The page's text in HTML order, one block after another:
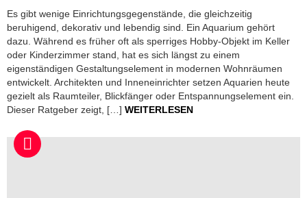
Es gibt wenige Einrichtungsgegenstände, die gleichzeitig
beruhigend, dekorativ und lebendig sind. Ein Aquarium gehört
dazu. Während es früher oft als sperriges Hobby-Objekt im Keller
oder Kinderzimmer stand, hat es sich längst zu einem
eigenständigen Gestaltungselement in modernen Wohnräumen
entwickelt. Architekten und Inneneinrichter setzen Aquarien heute
gezielt als Raumteiler, Blickfänger oder Entspannungselement ein.
Dieser Ratgeber zeigt, […] WEITERLESEN